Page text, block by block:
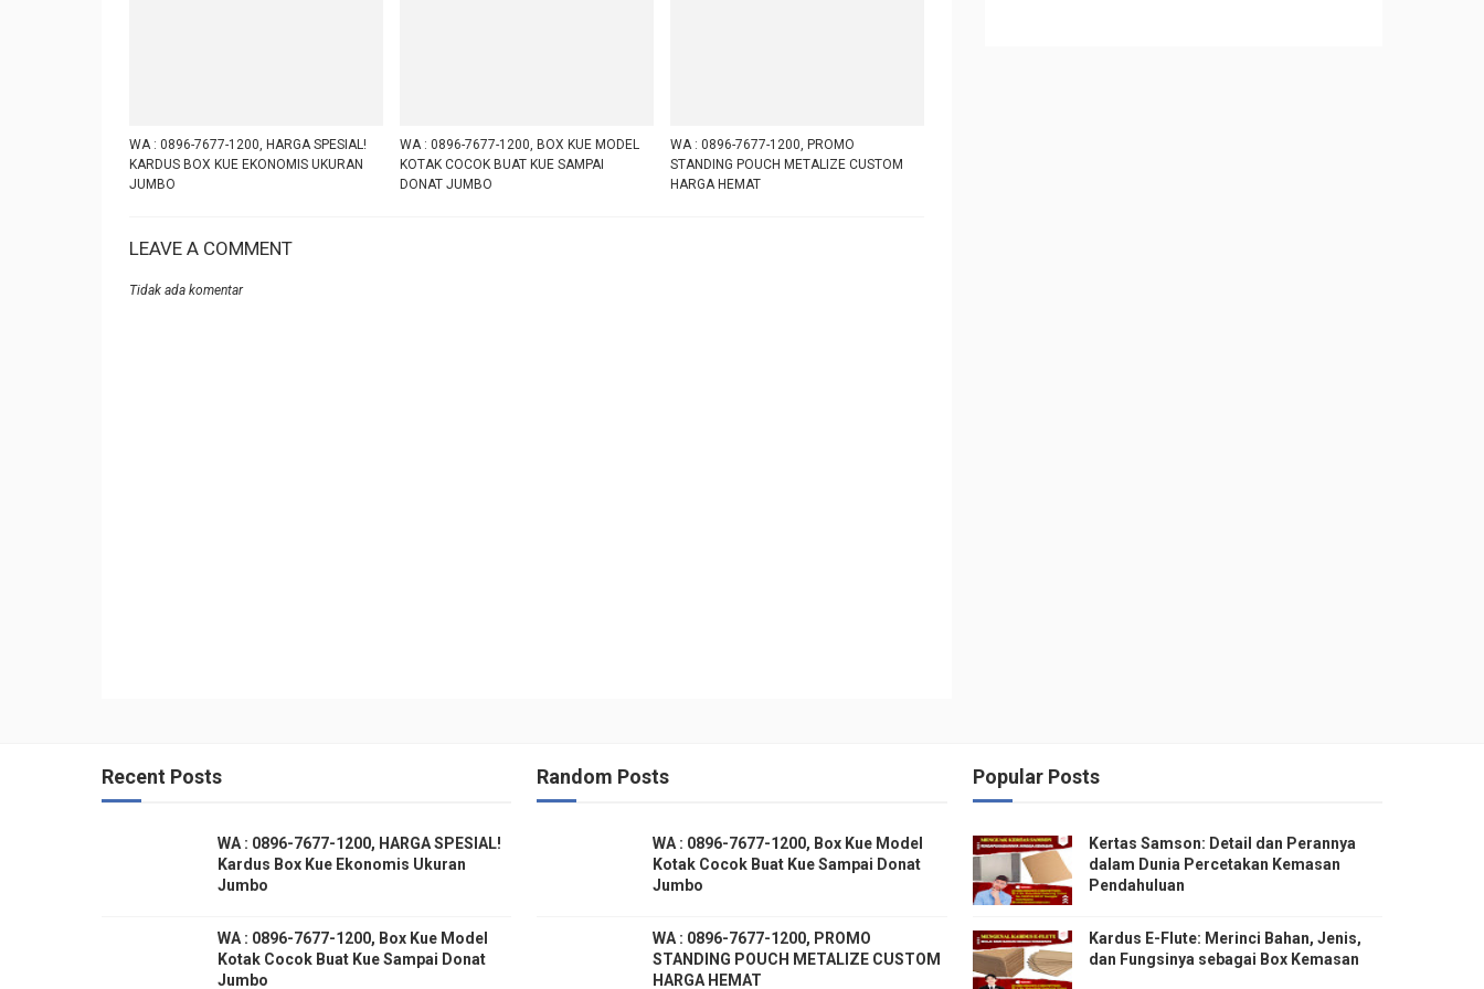
WA : 0896-7677-1200, HARGA SPESIAL!
KARDUS BOX KUE EKONOMIS UKURAN
JUMBO
WA : 0896-7677-1200, BOX KUE MODEL
KOTAK COCOK BUAT KUE SAMPAI
DONAT JUMBO
WA : 0896-7677-1200, PROMO
STANDING POUCH METALIZE CUSTOM
HARGA HEMAT
LEAVE A COMMENT
Tidak ada komentar
Recent Posts
WA : 0896-7677-1200, HARGA SPESIAL!
Kardus Box Kue Ekonomis Ukuran
Jumbo
WA : 0896-7677-1200, Box Kue Model
Kotak Cocok Buat Kue Sampai Donat
Jumbo
Random Posts
WA : 0896-7677-1200, Box Kue Model
Kotak Cocok Buat Kue Sampai Donat
Jumbo
WA : 0896-7677-1200, PROMO
STANDING POUCH METALIZE CUSTOM
HARGA HEMAT
Popular Posts
Kertas Samson: Detail dan Perannya
dalam Dunia Percetakan Kemasan
Pendahuluan
Kardus E-Flute: Merinci Bahan, Jenis,
dan Fungsinya sebagai Box Kemasan